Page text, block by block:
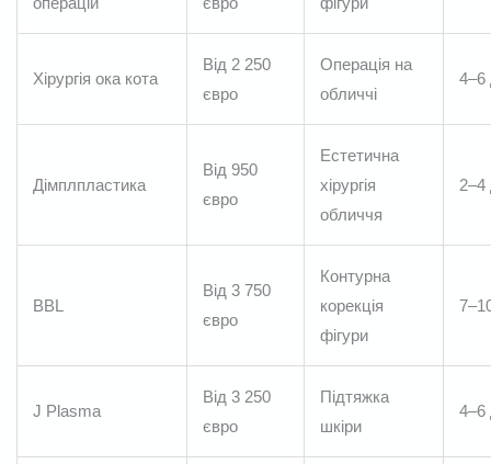
Хірургія ока кота
Від 2 250
євро
Операція на
обличчі
4–6
Дімплпластика
Від 950
євро
Естетична
хірургія
обличчя
2–4
BBL
Від 3 750
євро
Контурна
корекція
фігури
J Plasma
Від 3 250
євро
Підтяжка
шкіри
4–6